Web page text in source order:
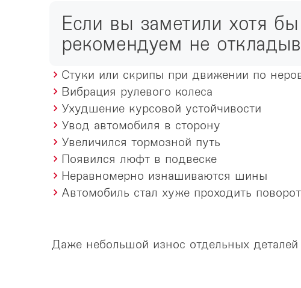
Если вы заметили хотя
рекомендуем не
Стуки или скрипы при движении по
Вибрация рулевого колеса
Ухудшение курсовой устойчивости
Увод автомобиля в сторону
Увеличился тормозной путь
Появился люфт в подвеске
Неравномерно изнашиваются шины
Автомобиль стал хуже проходить
Даже небольшой износ отдельных